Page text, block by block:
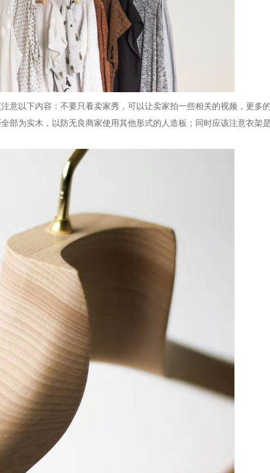
意以下内容：不要只看卖家秀，可以让卖家拍一些相关的视频，更多
部为实木，以防无良商家使用其他形式的人造板；同时应该注意衣架